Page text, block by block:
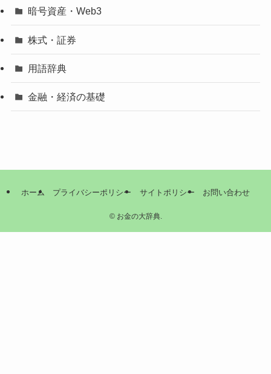
暗号資産・Web3
株式・証券
用語辞典
金融・経済の基礎
ホーム プライバシーポリシー サイトポリシー お問い合わせ
©お金の大辞典.